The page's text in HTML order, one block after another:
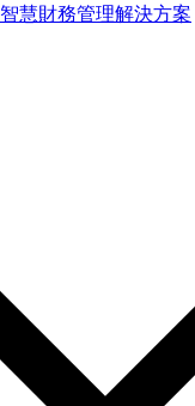
智慧財務管理解決方案